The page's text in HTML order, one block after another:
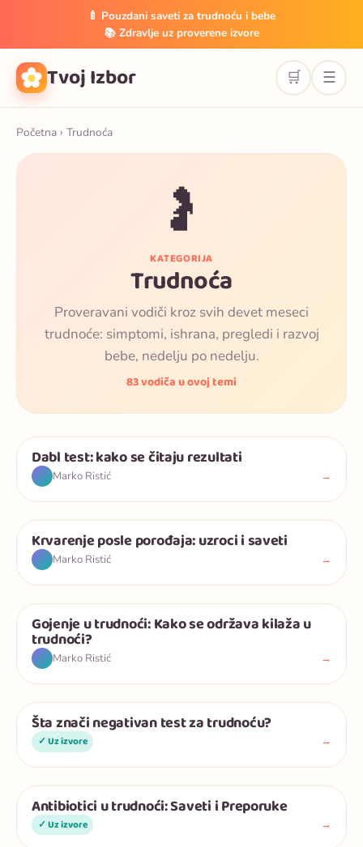
🍼 Pouzdani saveti za trudnoću i bebe
📚 Zdravlje uz proverene izvore
Tvoj Izbor 🛒 ☰
Početna › Trudnoća
🤰
KATEGORIJA
Trudnoća
Proveravani vodiči kroz svih devet meseci
trudnoće: simptomi, ishrana, pregledi i razvoj
bebe, nedelju po nedelju.
83 vodiča u ovoj temi
Trudnoća
Dabl test: kako se čitaju rezultati
Marko Ristić →
Trudnoća
Krvarenje posle porođaja: uzroci i saveti
Marko Ristić →
Trudnoća
Gojenje u trudnoći: Kako se održava kilaža u
trudnoći?
Marko Ristić →
Trudnoća
Šta znači negativan test za trudnoću?
✓ Uz izvore →
Trudnoća
Antibiotici u trudnoći: Saveti i Preporuke
✓ Uz izvore →